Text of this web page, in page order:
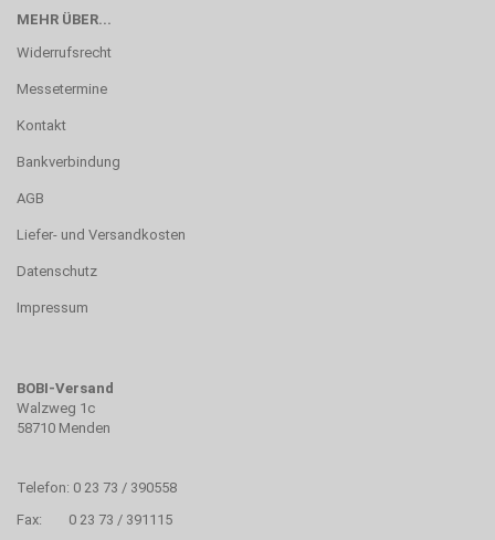
MEHR ÜBER...
Widerrufsrecht
Messetermine
Kontakt
Bankverbindung
AGB
Liefer- und Versandkosten
Datenschutz
Impressum
BOBI-Versand
Walzweg 1c
58710 Menden
Telefon: 0 23 73 / 390558
Fax: 0 23 73 / 391115